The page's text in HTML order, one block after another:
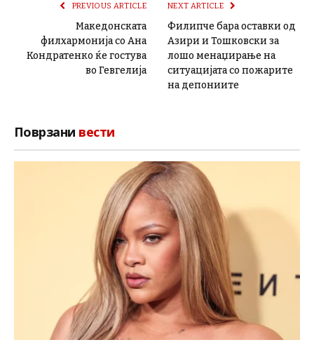
PREVIOUS ARTICLE
Македонската
филхармонија со Ана
Кондратенко ќе гостува
во Гевгелија
NEXT ARTICLE
Филипче бара оставки од
Азири и Тошковски за
лошо менаџирање на
ситуацијата со пожарите
на депониите
Поврзани вести